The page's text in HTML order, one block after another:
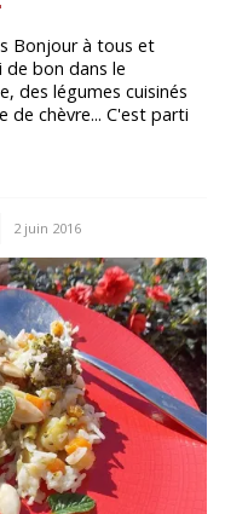
Bonjour à tous et
de bon dans le
des légumes cuisinés
de chèvre... C'est parti
2 juin 2016